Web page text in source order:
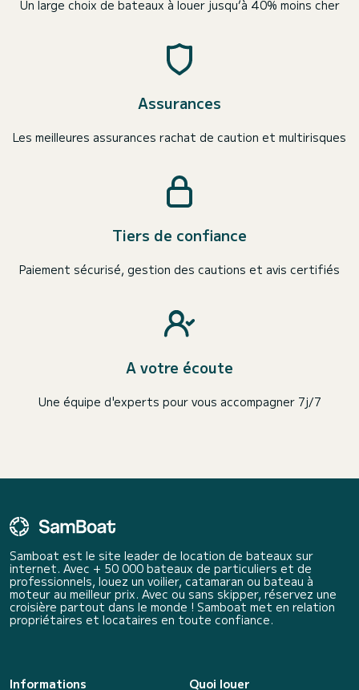
Un large choix de bateaux à louer jusqu’à 40% moins cher
Assurances
Les meilleures assurances rachat de caution et multirisques
Tiers de confiance
Paiement sécurisé, gestion des cautions et avis certifiés
A votre écoute
Une équipe d'experts pour vous accompagner 7j/7
Samboat est le site leader de location de bateaux sur
internet. Avec + 50 000 bateaux de particuliers et de
professionnels, louez un voilier, catamaran ou bateau à
moteur au meilleur prix. Avec ou sans skipper, réservez une
croisière partout dans le monde ! Samboat met en relation
propriétaires et locataires en toute confiance.
Informations
Quoi louer